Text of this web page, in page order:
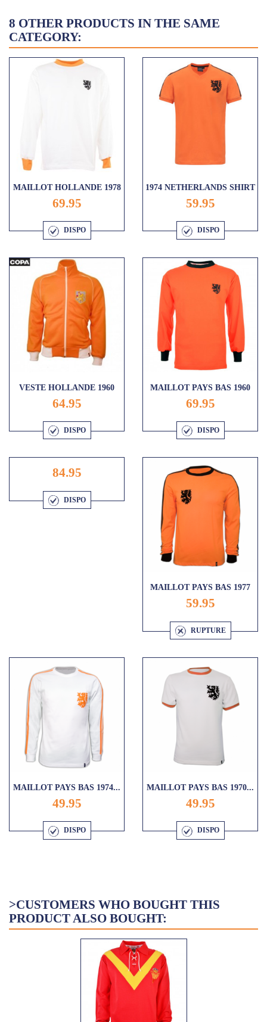
8 OTHER PRODUCTS IN THE SAME
CATEGORY:
MAILLOT HOLLANDE 1978
69.95
DISPO
1974 NETHERLANDS SHIRT
59.95
DISPO
VESTE HOLLANDE 1960
64.95
DISPO
MAILLOT PAYS BAS 1960
69.95
DISPO
84.95
DISPO
MAILLOT PAYS BAS 1977
59.95
RUPTURE
MAILLOT PAYS BAS 1974...
49.95
DISPO
MAILLOT PAYS BAS 1970...
49.95
DISPO
>CUSTOMERS WHO BOUGHT THIS
PRODUCT ALSO BOUGHT: